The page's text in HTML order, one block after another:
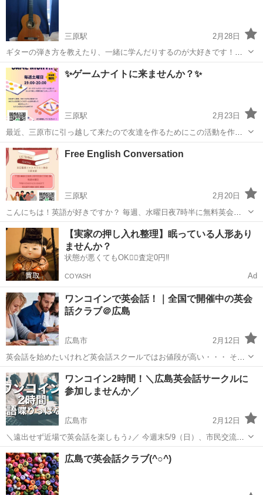
高い ...
三原駅
2月28日
ギターの弾き方を教えたり、一緒に学んだりするのが大好きです！メ
ッセージを送ってください！ 時間はいつでも対応可能です！大体11時
~20時半の間なら都合がつきます🙋引っ越してきたばかりなのでギター
をしながら色々話せてお友達にな...
広島 三原市 三原駅 英語 無料
✨️ゲームナイトに来ませんか？✨️
三原駅
2月23日
最近、三原市に引っ越して来たので友達を作るためにこの活動を作り
ました！誰でもようこそです！👌👍☺️ 毎週の土曜日の７時から８時ま
でゲームナイトがあります！是非来て一緒に遊びましょう！😆🥳🎉
広島 三原市
Free English Conversation
三原駅
2月20日
こんにちは！英語が好きですか？ 毎週、水曜日夜7時半に無料英会話
があります！誰でもようこそです！ 興味がある方は是非こちらにご連
絡ください！ また連絡をしなくても、直接来ていただいても大丈夫で
す！ Hey! Do you l...
広島 三原市 三原駅 英会話 興味
【実家の押し入れ整理】眠っている人形あり
ませんか？
状態が悪くてもOK🙆‍♀️査定0円‼️
COYASH Ad
ワンコインで英会話！｜全国で開催中の英会
話クラブ＠広島
広島市
2月12日
英会話を始めたいけれど英会話スクールではお値段が高い・・・ そん
な方におススメなのが英会話クラブです。 参加費はたったの500円な
のでお気軽に英会話を学ぶことができます！ 仕事で英語を使う人、海
外旅行が好きな方、...
広島 広島市 英会話 クラブ
ワンコイン2時間！＼広島英会話サークルに
参加しませんか／
広島市
2月12日
＼遠出せず近場で英会話を楽しもう♪／ 今週末5/9（日）、市民交流プ
ラザにて英会話サークルの勉強会があります！ 学生さんから主婦の方
まで、毎回多くの方が集まる英会話サークルです。新年度に伴い、新
しい仲間を募集中です。...
広島 広島市 英会話 サークル
広島で英会話クラブ(^○^)